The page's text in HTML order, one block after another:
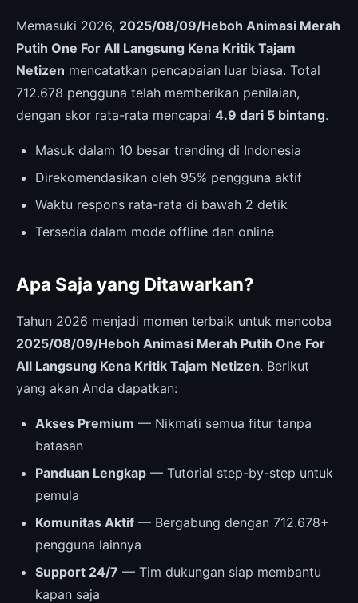
Memasuki 2026, 2025/08/09/Heboh Animasi Merah
Putih One For All Langsung Kena Kritik Tajam
Netizen mencatatkan pencapaian luar biasa. Total
712.678 pengguna telah memberikan penilaian,
dengan skor rata-rata mencapai 4.9 dari 5 bintang.
Masuk dalam 10 besar trending di Indonesia
Direkomendasikan oleh 95% pengguna aktif
Waktu respons rata-rata di bawah 2 detik
Tersedia dalam mode offline dan online
Apa Saja yang Ditawarkan?
Tahun 2026 menjadi momen terbaik untuk mencoba
2025/08/09/Heboh Animasi Merah Putih One For
All Langsung Kena Kritik Tajam Netizen. Berikut
yang akan Anda dapatkan:
Akses Premium — Nikmati semua fitur tanpa
batasan
Panduan Lengkap — Tutorial step-by-step untuk
pemula
Komunitas Aktif — Bergabung dengan 712.678+
pengguna lainnya
Support 24/7 — Tim dukungan siap membantu
kapan saja